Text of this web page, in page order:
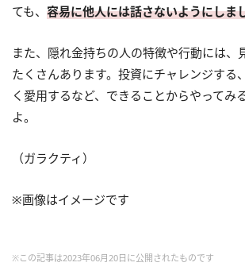
ても、 容易に他人には話さないようにしま
また、隠れ金持ちの人の特徴や行動には、
たくさんあります。投資にチャレンジする
く愛用するなど、できることからやってみ
よ。
（ガラクティ）
※画像はイメージです
※この記事は2023年06月20日に公開されたものです